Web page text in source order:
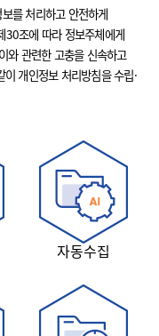
를 처리하고 안전하게
조에 따라 정보주체에게
와 관련한 고충을 신속하고
개인정보 처리방침을 수립·
자동수집